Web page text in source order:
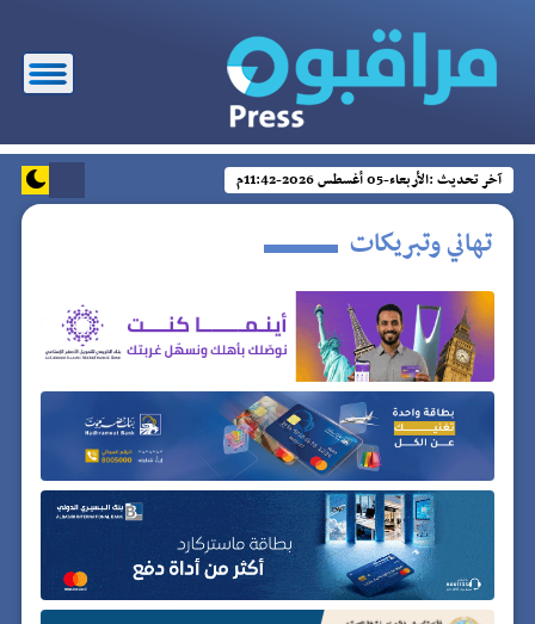
آخر تحديث :الأربعاء-05 أغسطس 2026-11:42م
تهاني وتبريكات